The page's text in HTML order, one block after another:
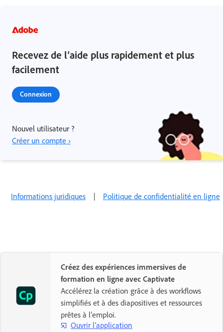
Recevez de l’aide plus rapidement et plus
facilement
Connexion
Nouvel utilisateur ?
Créer un compte ›
Informations juridiques | Politique de confidentialité en ligne
Créez des expériences immersives de
formation en ligne avec Captivate
Accélérez la création grâce à des workflows
simplifiés et à des diapositives et ressources
prêtes à l’emploi.
Ouvrir l’application